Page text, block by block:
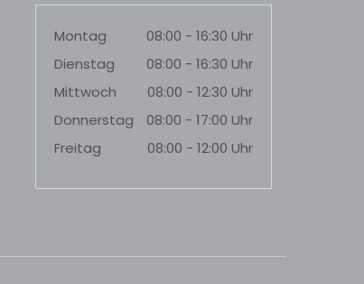
Montag
08:00 - 16:30 Uhr
Dienstag
08:00 - 16:30 Uhr
Mittwoch
08:00 - 12:30 Uhr
Donnerstag
08:00 - 17:00 Uhr
Freitag
08:00 - 12:00 Uhr